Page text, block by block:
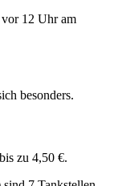
12 Uhr am
besonders.
zu 4,50 €.